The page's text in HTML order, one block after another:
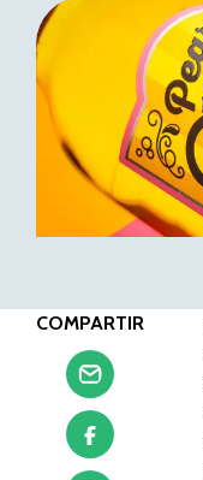
COMPARTIR